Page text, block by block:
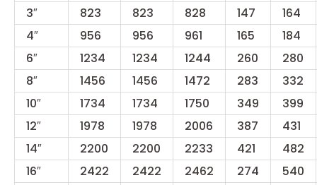
3″
823 823 828 147
164
4″
956 956 961 165
184
6″
1234 1234 1244 260
280
8″
1456 1456 1472 283
332
10″
1734 1734 1750 349
399
12″
1978 1978 2006 387
431
14″
2200 2200 2233 421
482
16″
2422 2422 2462 274
540